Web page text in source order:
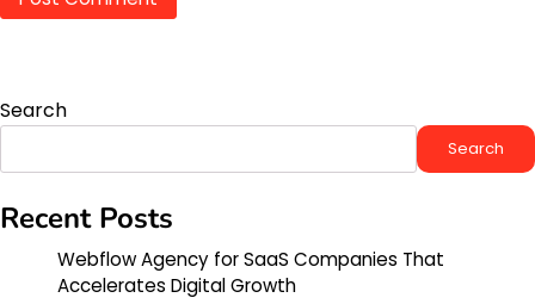
Search
Search
Recent Posts
Webflow Agency for SaaS Companies That
Accelerates Digital Growth